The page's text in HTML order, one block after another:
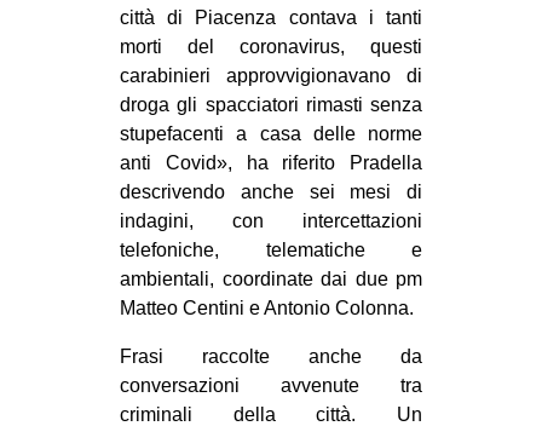
città di Piacenza contava i tanti
morti del coronavirus, questi
carabinieri approvvigionavano di
droga gli spacciatori rimasti senza
stupefacenti a casa delle norme
anti Covid», ha riferito Pradella
descrivendo anche sei mesi di
indagini, con intercettazioni
telefoniche, telematiche e
ambientali, coordinate dai due pm
Matteo Centini e Antonio Colonna.
Frasi raccolte anche da
conversazioni avvenute tra
criminali della città. Un